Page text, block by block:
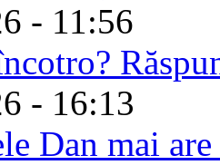
- 11:56
- 16:13
Dan mai